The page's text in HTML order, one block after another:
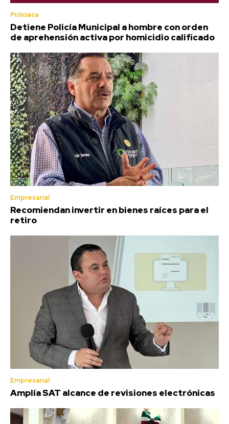
Policiaca
Detiene Policía Municipal a hombre con orden
de aprehensión activa por homicidio calificado
Empresarial
Recomiendan invertir en bienes raíces para el
retiro
Empresarial
Amplía SAT alcance de revisiones electrónicas